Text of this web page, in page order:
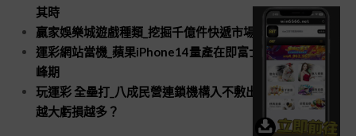
其時
贏家娛樂城遊戲種類_挖掘千億件快遞市場新空間
運彩網站當機_蘋果iPhone14量產在即富士康招工進入高
峰期
玩運彩 全壘打_八成民營連鎖機構入不敷出口腔醫療規模
越大虧損越多？